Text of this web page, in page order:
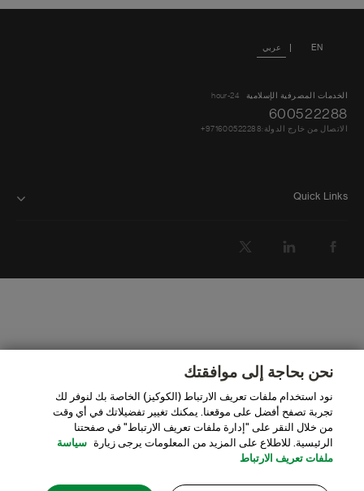
EN عربي
الخدمات المصرفية الإسلامية 24-hour
600522288
الاتصال من خارج الدولة:971600522288+
Quick Links
أجهزة الصراف الآلي والفروع
تفكيرنا
علاقات المستثمرين
الأخبار والإعلام
نحن بحاجة إلى موافقتك
نود استخدام ملفات تعريف الارتباط (الكوكيز) الخاصة بك لنوفر لك
تجربة تصفح أفضل على موقعنا. يمكنك تغيير تفضيلاتك في أي وقت
من خلال النقر على "إدارة ملفات تعريف الارتباط" في صفحتنا
الرئيسية. للاطلاع على المزيد من المعلومات يرجى زيارة
سياسة
ملفات تعريف الارتباط